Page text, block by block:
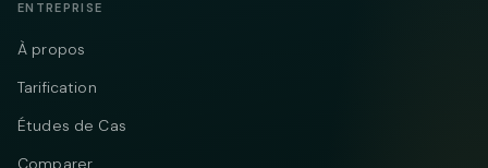
ENTREPRISE
À propos
Tarification
Études de Cas
Comparer